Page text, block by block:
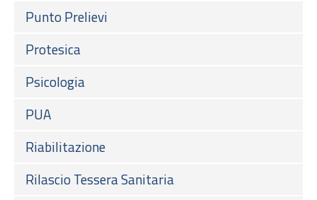
Punto Prelievi
Protesica
Psicologia
PUA
Riabilitazione
Rilascio Tessera Sanitaria